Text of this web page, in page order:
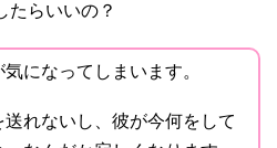
たらいいの？
になってしまいます。
れないし、彼が今何をして